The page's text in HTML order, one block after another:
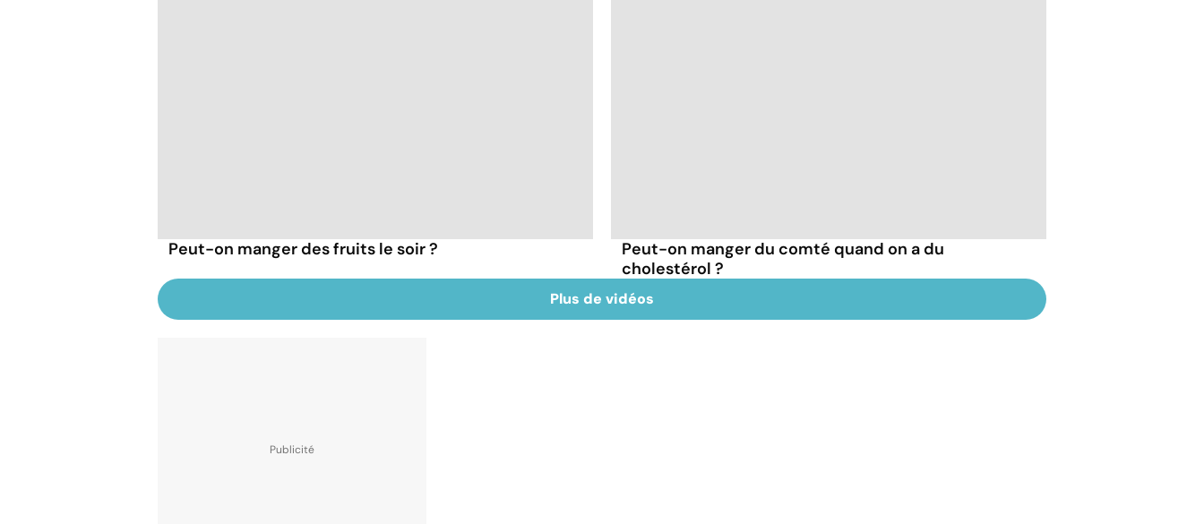
Peut-on manger des fruits le soir ?
Peut-on manger du comté quand on a du
cholestérol ?
Plus de vidéos